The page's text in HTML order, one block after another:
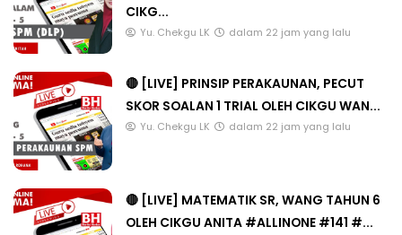
CIKG...
Yu. Chekgu LK dalam 22 jam yang lalu
🔴 [LIVE] PRINSIP PERAKAUNAN, PECUT
SKOR SOALAN 1 TRIAL OLEH CIKGU WAN...
Yu. Chekgu LK dalam 22 jam yang lalu
🔴 [LIVE] MATEMATIK SR, WANG TAHUN 6
OLEH CIKGU ANITA #ALLINONE #141 #...